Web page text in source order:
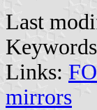
Last
Links:
mirrors